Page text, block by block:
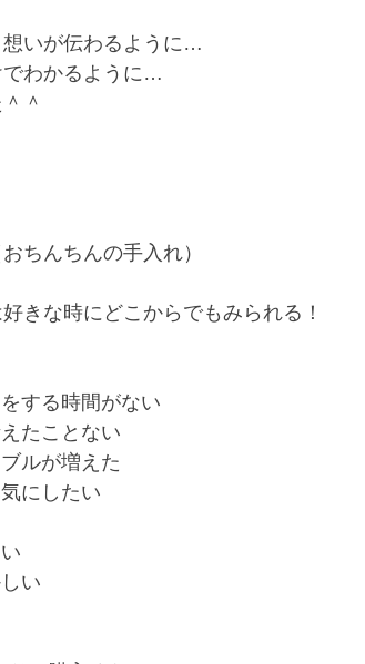
想いが伝わるように…﻿
でわかるように…﻿
＾﻿
ちんちんの手入れ）﻿
きな時にどこからでもみられる！﻿
する時間がない﻿
たことない﻿
ルが増えた﻿
にしたい﻿
い﻿